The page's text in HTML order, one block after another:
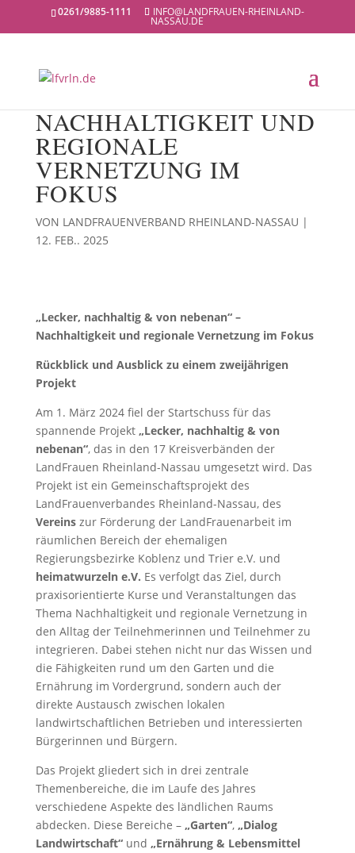
0261/9885-1111 INFO@LANDFRAUEN-RHEINLAND-
NASSAU.DE
NACHHALTIGKEIT UND
REGIONALE
VERNETZUNG IM
FOKUS
VON LANDFRAUENVERBAND RHEINLAND-NASSAU |
12. FEB.. 2025
„Lecker, nachhaltig & von nebenan“ –
Nachhaltigkeit und regionale Vernetzung im Fokus
Rückblick und Ausblick zu einem zweijährigen
Projekt
Am 1. März 2024 fiel der Startschuss für das
spannende Projekt „Lecker, nachhaltig & von
nebenan“, das in den 17 Kreisverbänden der
LandFrauen Rheinland-Nassau umgesetzt wird. Das
Projekt ist ein Gemeinschaftsprojekt des
LandFrauenverbandes Rheinland-Nassau, des
Vereinszur Förderung der LandFrauenarbeit im
räumlichen Bereich der ehemaligen
Regierungsbezirke Koblenz und Trier e.V. und
heimatwurzeln e.V. Es verfolgt das Ziel, durch
praxisorientierte Kurse und Veranstaltungen das
Thema Nachhaltigkeit und regionale Vernetzung in
den Alltag der Teilnehmerinnen und Teilnehmer zu
integrieren. Dabei stehen nicht nur das Wissen und
die Fähigkeiten rund um den Garten und die
Ernährung im Vordergrund, sondern auch der
direkte Austausch zwischen lokalen
landwirtschaftlichen Betrieben und interessierten
Bürgerinnen und Bürgern.
Das Projekt gliedert sich in drei zentrale
Themenbereiche, die im Laufe des Jahres
verschiedene Aspekte des ländlichen Raums
abdecken. Diese Bereiche – „Garten“, „Dialog
Landwirtschaft“und „Ernährung & Lebensmittel